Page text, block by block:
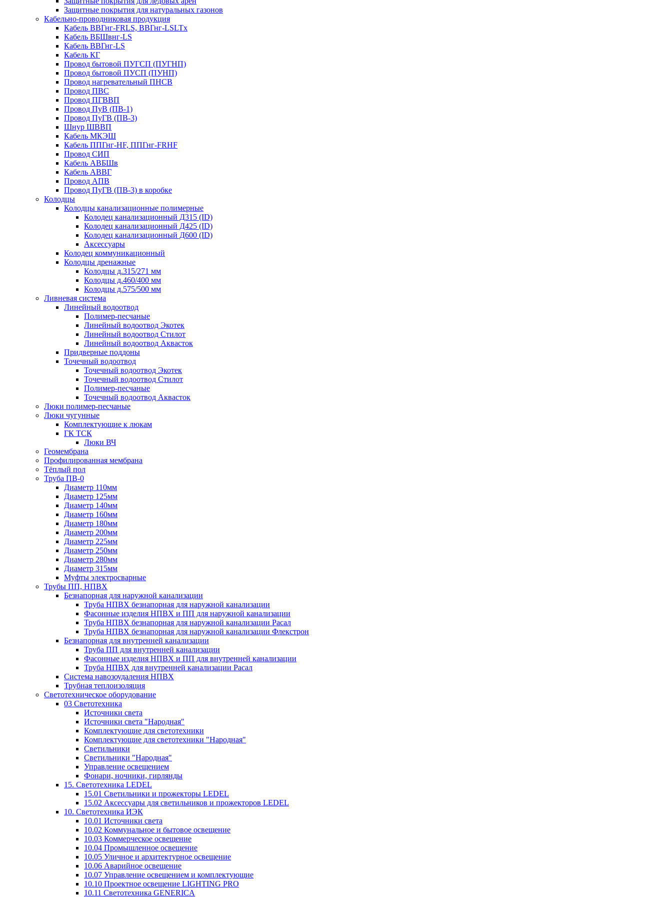
Защитные покрытия для натуральных газонов
Кабельно-проводниковая продукция
Кабель ВВГнг-FRLS, ВВГнг-LSLTx
Кабель ВБШвнг-LS
Кабель ВВГнг-LS
Кабель КГ
Провод бытовой ПУГСП (ПУГНП)
Провод бытовой ПУСП (ПУНП)
Провод нагревательный ПНСВ
Провод ПВС
Провод ПГВВП
Провод ПуВ (ПВ-1)
Провод ПуГВ (ПВ-3)
Шнур ШВВП
Кабель МКЭШ
Кабель ППГнг-HF, ППГнг-FRHF
Провод СИП
Кабель АВБШв
Кабель АВВГ
Провод АПВ
Провод ПуГВ (ПВ-3) в коробке
Колодцы
Колодцы канализационные полимерные
Колодец канализационный Д315 (ID)
Колодец канализационный Д425 (ID)
Колодец канализационный Д600 (ID)
Аксессуары
Колодец коммуникационный
Колодцы дренажные
Колодцы д.315/271 мм
Колодцы д.460/400 мм
Колодцы д.575/500 мм
Ливневая система
Линейный водоотвод
Полимер-песчаные
Линейный водоотвод Экотек
Линейный водоотвод Стилот
Линейный водоотвод Аквасток
Придверные поддоны
Точечный водоотвод
Точечный водоотвод Экотек
Точечный водоотвод Стилот
Полимер-песчаные
Точечный водоотвод Аквасток
Люки полимер-песчаные
Люки чугунные
Комплектующие к люкам
ГК ТСК
Люки ВЧ
Геомембрана
Профилированная мембрана
Тёплый пол
Труба ПВ-0
Диаметр 110мм
Диаметр 125мм
Диаметр 140мм
Диаметр 160мм
Диаметр 180мм
Диаметр 200мм
Диаметр 225мм
Диаметр 250мм
Диаметр 280мм
Диаметр 315мм
Муфты электросварные
Трубы ПП, НПВХ
Безнапорная для наружной канализации
Труба НПВХ безнапорная для наружной канализации
Фасонные изделия НПВХ и ПП для наружной канализации
Труба НПВХ безнапорная для наружной канализации Расал
Труба НПВХ безнапорная для наружной канализации Флекстрон
Безнапорная для внутренней канализации
Труба ПП для внутренней канализации
Фасонные изделия НПВХ и ПП для внутренней канализации
Труба НПВХ для внутренней канализации Расал
Система навозоудаления НПВХ
Трубная теплоизоляция
Светотехническое оборудование
03 Светотехника
Источники света
Источники света "Народная"
Комплектующие для светотехники
Комплектующие для светотехники "Народная"
Светильники
Светильники "Народная"
Управление освещением
Фонари, ночники, гирлянды
15. Светотехника LEDEL
15.01 Светильники и прожекторы LEDEL
15.02 Аксессуары для светильников и прожекторов LEDEL
10. Светотехника ИЭК
10.01 Источники света
10.02 Коммунальное и бытовое освещение
10.03 Коммерческое освещение
10.04 Промышленное освещение
10.05 Уличное и архитектурное освещение
10.06 Аварийное освещение
10.07 Управление освещением и комплектующие
10.10 Проектное освещение LIGHTING PRO
10.11 Светотехника GENERICA